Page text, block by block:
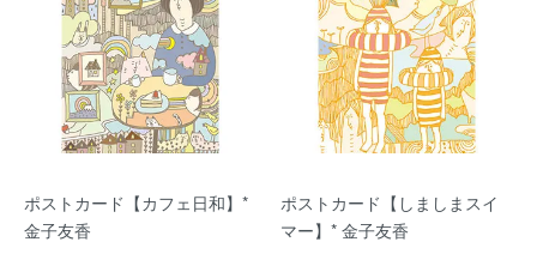
ポストカード【カフェ日和】*
金子友香
ポストカード【しましまスイ
マー】* 金子友香